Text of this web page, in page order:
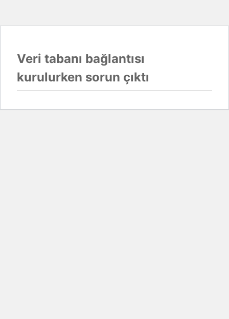
Veri tabanı bağlantısı
kurulurken sorun çıktı